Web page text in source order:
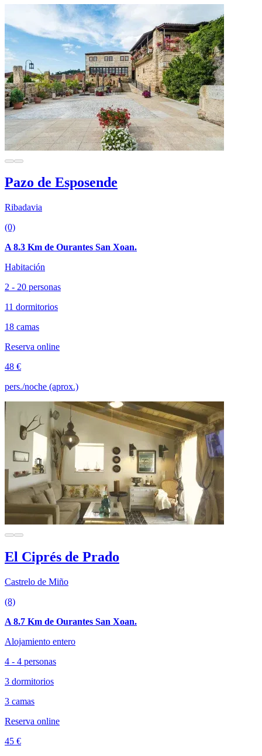
Pazo de Esposende
Ribadavia
(0)
A 8.3 Km de Ourantes San Xoan.
Habitación
2 - 20 personas
11 dormitorios
18 camas
Reserva online
48 €
pers./noche (aprox.)
El Ciprés de Prado
Castrelo de Miño
(8)
A 8.7 Km de Ourantes San Xoan.
Alojamiento entero
4 - 4 personas
3 dormitorios
3 camas
Reserva online
45 €